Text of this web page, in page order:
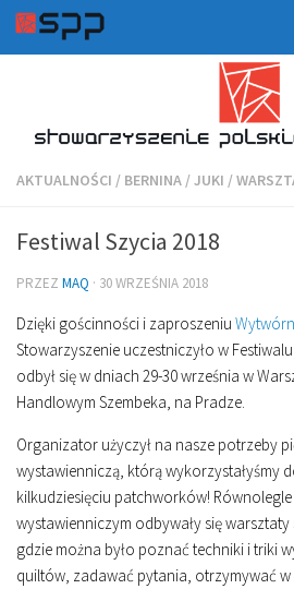
AKTUALNOŚCI / BERNINA /JUKI /
Festiwal Szycia 2018
PRZEZ MAQ · 30 WRZEŚNIA 2018
Dzięki gościnności i zaproszeniu
Stowarzyszenie uczestniczyło w
odbył się w dniach 29-30 września w
Handlowym Szembeka, na Pradze.
Organizator użyczył na nasze potrzeby
wystawienniczą, którą wykorzystałyśmy
kilkudziesięciu patchworków! Równolegle
wystawienniczym odbywały się warsztaty
gdzie można było poznać techniki i triki
quiltów, zadawać pytania, otrzymywać w